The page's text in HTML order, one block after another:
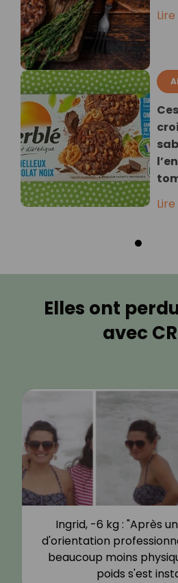
Elles ont
avec
Ingrid, -6 kg : "Après
d'orientation
beaucoup moins
poids s'est